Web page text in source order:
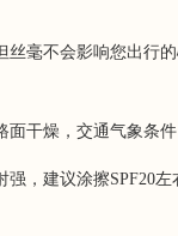
丝毫不会影响您出行
干燥，交通气象条
，建议涂擦SPF20